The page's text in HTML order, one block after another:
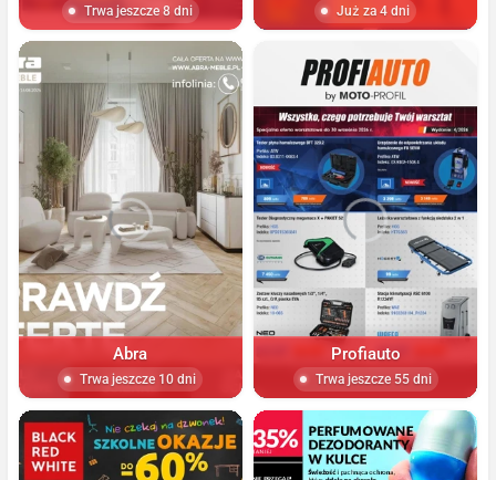
Trwa jeszcze 8 dni Już za 4 dni
Abra
Trwa jeszcze 10 dni
Profiauto
Trwa jeszcze 55 dni